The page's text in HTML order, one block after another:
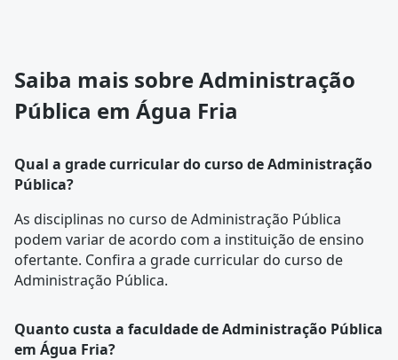
Saiba mais sobre Administração
Pública em Água Fria
Qual a grade curricular do curso de Administração
Pública?
As disciplinas no curso de Administração Pública
podem variar de acordo com a instituição de ensino
ofertante. Confira a grade curriculardo curso de
Administração Pública.
Quanto custa a faculdade de Administração Pública
em Água Fria?